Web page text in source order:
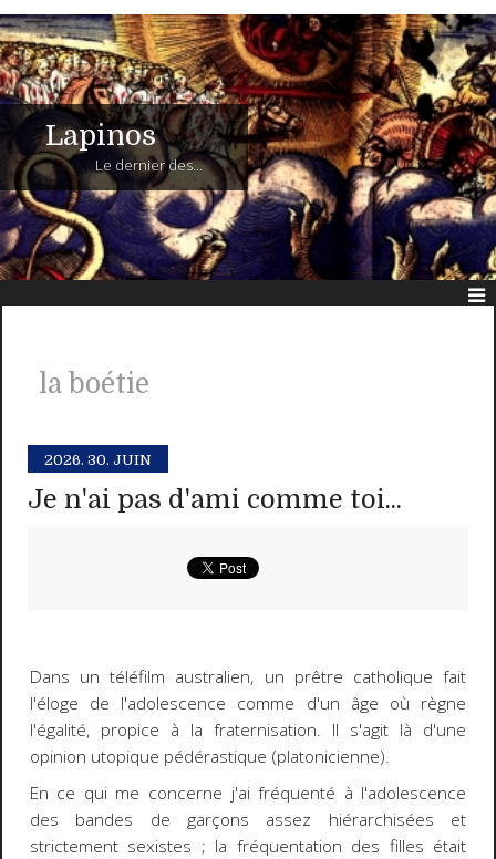
Lapinos
Le dernier des...
la boétie
2026. 30. JUIN
Je n'ai pas d'ami comme toi...
Dans un téléfilm australien, un prêtre catholique fait
l'éloge de l'adolescence comme d'un âge où règne
l'égalité, propice à la fraternisation. Il s'agit là d'une
opinion utopique pédérastique (platonicienne).
En ce qui me concerne j'ai fréquenté à l'adolescence
des bandes de garçons assez hiérarchisées et
strictement sexistes ; la fréquentation des filles était